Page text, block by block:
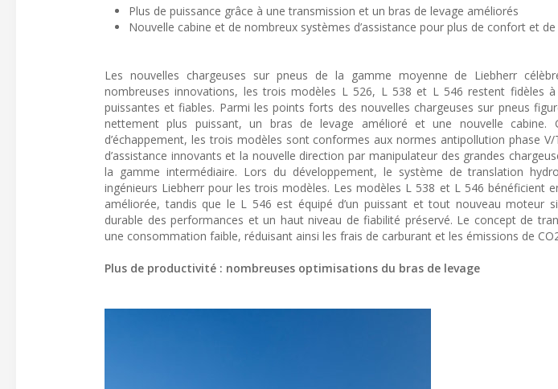
Plus de puissance grâce à une transmission et un bras de levage améliorés
Nouvelle cabine et de nombreux systèmes d’assistance pour plus de confort et
Les nouvelles chargeuses sur pneus de la gamme moyenne de Liebherr
nombreuses innovations, les trois modèles L 526, L 538 et L 546 restent fidèles
puissantes et fiables. Parmi les points forts des nouvelles chargeuses sur pneus
nettement plus puissant, un bras de levage amélioré et une nouvelle
d’échappement, les trois modèles sont conformes aux normes antipollution phase
d’assistance innovants et la nouvelle direction par manipulateur des grandes
la gamme intermédiaire. Lors du développement, le système de translation
ingénieurs Liebherr pour les trois modèles. Les modèles L 538 et L 546 bénéficient
améliorée, tandis que le L 546 est équipé d’un puissant et tout nouveau moteur
durable des performances et un haut niveau de fiabilité préservé. Le concept de
une consommation faible, réduisant ainsi les frais de carburant et les émissions de
Plus de productivité : nombreuses optimisations du bras de levage